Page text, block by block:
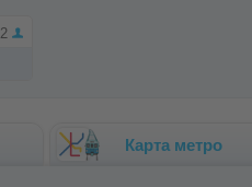
2
Карта метро